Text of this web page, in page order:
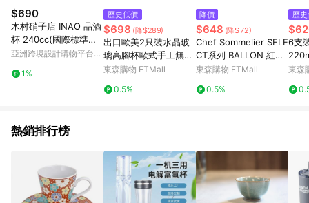
8. LINE購物為購物資訊整合性平台，商品資料更新會有時間差，
如顯示之商品規格、顏色、價位、贈品與東森購物ETMall銷售網
頁不符，以銷售網頁標示為準。 9. 若有贈點爭議，請務必於訂單
日期+180天以內至LINE購物客服洽詢；若超過180天(含)以上進
行申訴，恕無法贈點回饋。 10. 部分點數紅包僅限指定商品使
用，或不適用於無回饋商品。各點數紅包之適用商品與使用條件
請依點數紅包頁面規則為準。
$690
木村硝子店 INAO 品酒
杯 240cc(國際標準品
酒杯)
亞洲跨境設計購物平台
1%
歷史低價
$698 (降$289)
出口歐美2只裝水晶玻
璃高腳杯歐式手工無鉛
大容量紅酒杯葡萄酒杯
東森購物 ETMall
0.5%
降價
$648 (降$72)
Chef Sommelier SELE
CT系列 BALLON 紅酒
杯 350ml - 2入
東森購物 ETMall
0.5%
歷
6支
用杯
東森
熱銷排行榜